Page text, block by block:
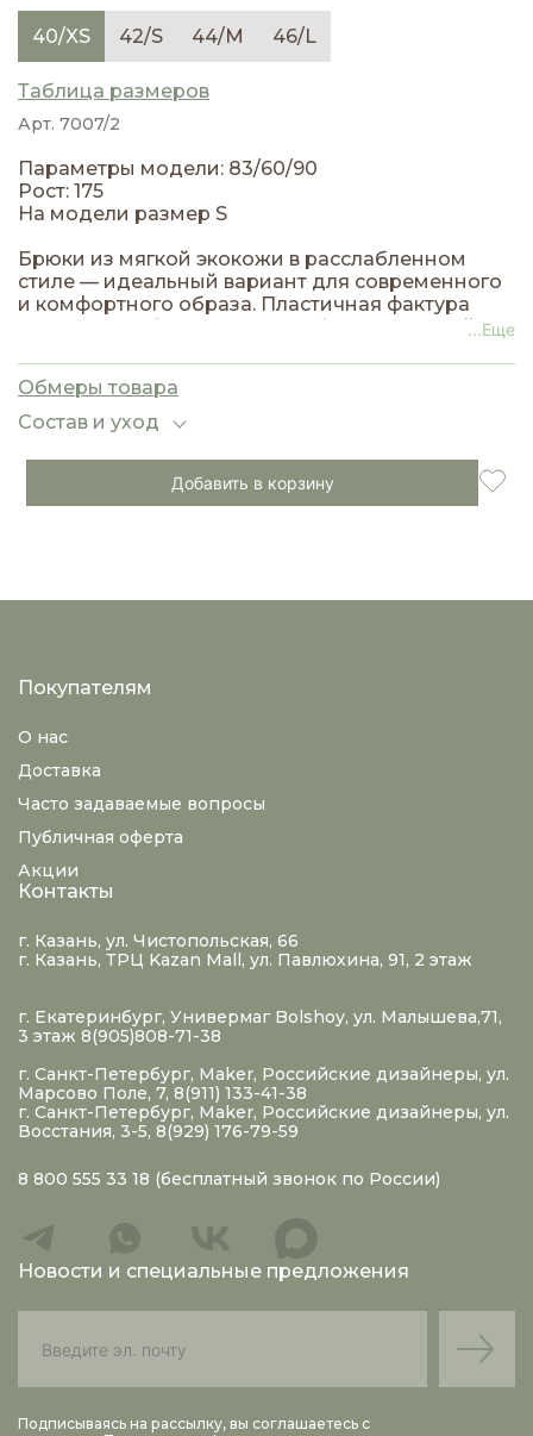
40/XS 42/S 44/M 46/L
Таблица размеров
Добавить в корзину
Арт. 7007/2
Параметры модели: 83/60/90
Рост: 175
На модели размер S
Брюки из мягкой экокожи в расслабленном
стиле — идеальный вариант для современного
и комфортного образа. Пластичная фактура
материала обеспечивает свободу движений и
мягкой посадкой по талии создаёт лёгкий,
актуальный силуэт. Такие брюки легко
сочетаются с рубашками, джемперами и
жакетами, помогая собрать стильный
повседневный или вечерний комплект.
...Еще
Обмеры товара
Состав и уход
Покупателям
О нас
Доставка
Часто задаваемые вопросы
Публичная оферта
Акции
Контакты
г. Казань, ул. Чистопольская, 66
г. Казань, ТРЦ Kazan Mall, ул. Павлюхина, 91, 2 этаж
г. Екатеринбург, Универмаг Bolshoy, ул. Малышева,71,
3 этаж 8(905)808-71-38
г. Санкт-Петербург, Maker, Российские дизайнеры, ул.
Марсово Поле, 7, 8(911) 133-41-38
г. Санкт-Петербург, Maker, Российские дизайнеры, ул.
Восстания, 3-5, 8(929) 176-79-59
8 800 555 33 18 (бесплатный звонок по России)
Новости и специальные предложения
Подписываясь на рассылку, вы соглашаетесь с